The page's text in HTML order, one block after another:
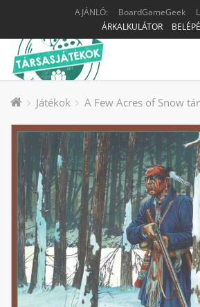
AJÁNLÓ: BoardGameGeek
ÁRKALKULÁTOR
Játékok A Few Acres of Snow